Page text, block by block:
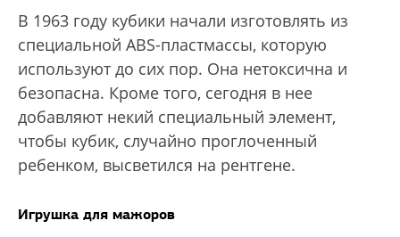
В 1963 году кубики начали изготовлять из
специальной ABS-пластмассы, которую
используют до сих пор. Она нетоксична и
безопасна. Кроме того, сегодня в нее
добавляют некий специальный элемент,
чтобы кубик, случайно проглоченный
ребенком, высветился на рентгене.
Игрушка для мажоров